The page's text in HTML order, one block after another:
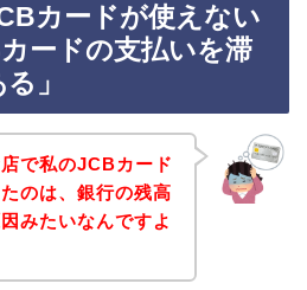
カードが使えない
ードの支払いを滞
」
で私のJCBカード
のは、銀行の残高
みたいなんですよ